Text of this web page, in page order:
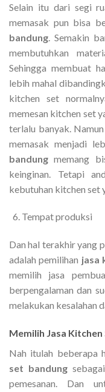
Selain itu dari segi
memasak pun bisa
bandung . Semakin
membutuhkan
Sehingga membuat
lebih mahal
kitchen set
memesan kitchen set
terlalu banyak.
memasak menjadi
bandung memang
keinginan. Tetapi
kebutuhan kitchen set
Tempat produksi
Dan hal terakhir yang
adalah pemilihan jasa
memilih jasa
berpengalaman dan
melakukan kesalahan
Memilih Jasa
Nah itulah beberapa
set bandung
pemesanan. Dan